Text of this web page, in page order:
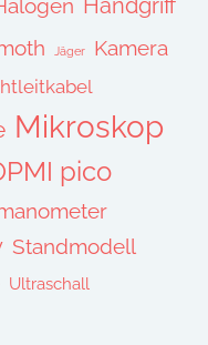
Jäger Kamera
Mikroskop
pico
Standmodell
Ultraschall